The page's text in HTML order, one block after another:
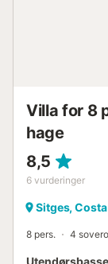
Villa for 8
hage
8,5
6 vurderinger
Sitges,
8 pers. 4